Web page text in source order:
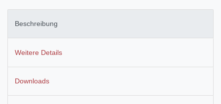
Beschreibung
Weitere Details
Downloads